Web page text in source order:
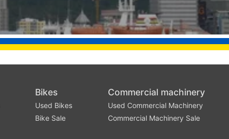
Bikes
Used Bikes
Bike Sale
Commercial machinery
Used Commercial Machinery
Commercial Machinery Sale